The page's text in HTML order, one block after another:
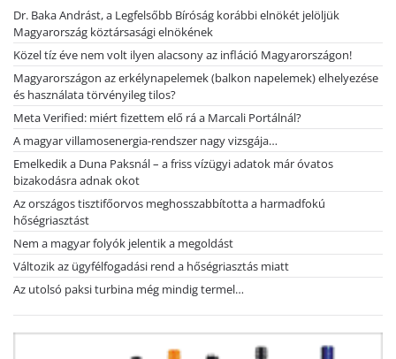
Dr. Baka Andrást, a Legfelsőbb Bíróság korábbi elnökét jelöljük
Magyarország köztársasági elnökének
Közel tíz éve nem volt ilyen alacsony az infláció Magyarországon!
Magyarországon az erkélynapelemek (balkon napelemek) elhelyezése
és használata törvényileg tilos?
Meta Verified: miért fizettem elő rá a Marcali Portálnál?
A magyar villamosenergia-rendszer nagy vizsgája…
Emelkedik a Duna Paksnál – a friss vízügyi adatok már óvatos
bizakodásra adnak okot
Az országos tisztifőorvos meghosszabbította a harmadfokú
hőségriasztást
Nem a magyar folyók jelentik a megoldást
Változik az ügyfélfogadási rend a hőségriasztás miatt
Az utolsó paksi turbina még mindig termel…